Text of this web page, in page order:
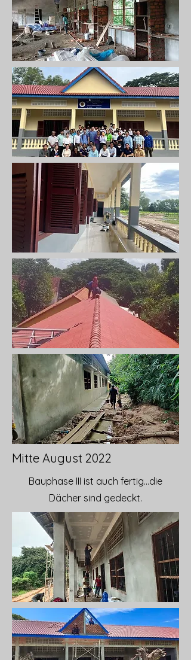
Mitte August 2022
Bauphase III ist auch fertig…die
Dächer sind gedeckt.